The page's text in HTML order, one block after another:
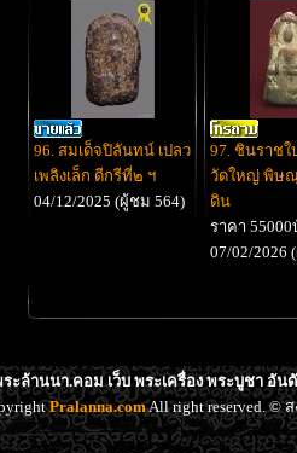
96. สมเด็จปิลันทน์ เปลว
เพลิงเล็ก ดีกรีที่๒ ฯ
04/12/2025 (ผู้ชม 564)
97. ชินราชใ
วัดใหญ่ พิษณุ
ดิน
ราคา 55000
07/02/2026
ระล้านนา.คอม เว็บ พระเครื่อง พระบูชา อั
Pralanna.comAll right reserved. ©